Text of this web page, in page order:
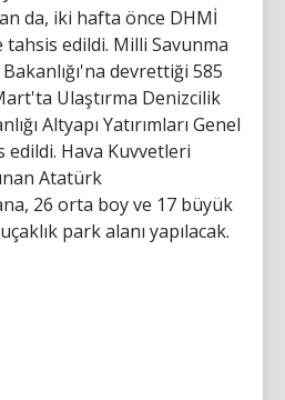
da, iki hafta önce DHMİ
edildi. Milli Savunma
devrettiği 585
Ulaştırma Denizcilik
Altyapı Yatırımları Genel
Hava Kuvvetleri
Atatürk
26 orta boy ve 17 büyük
park alanı yapılacak.